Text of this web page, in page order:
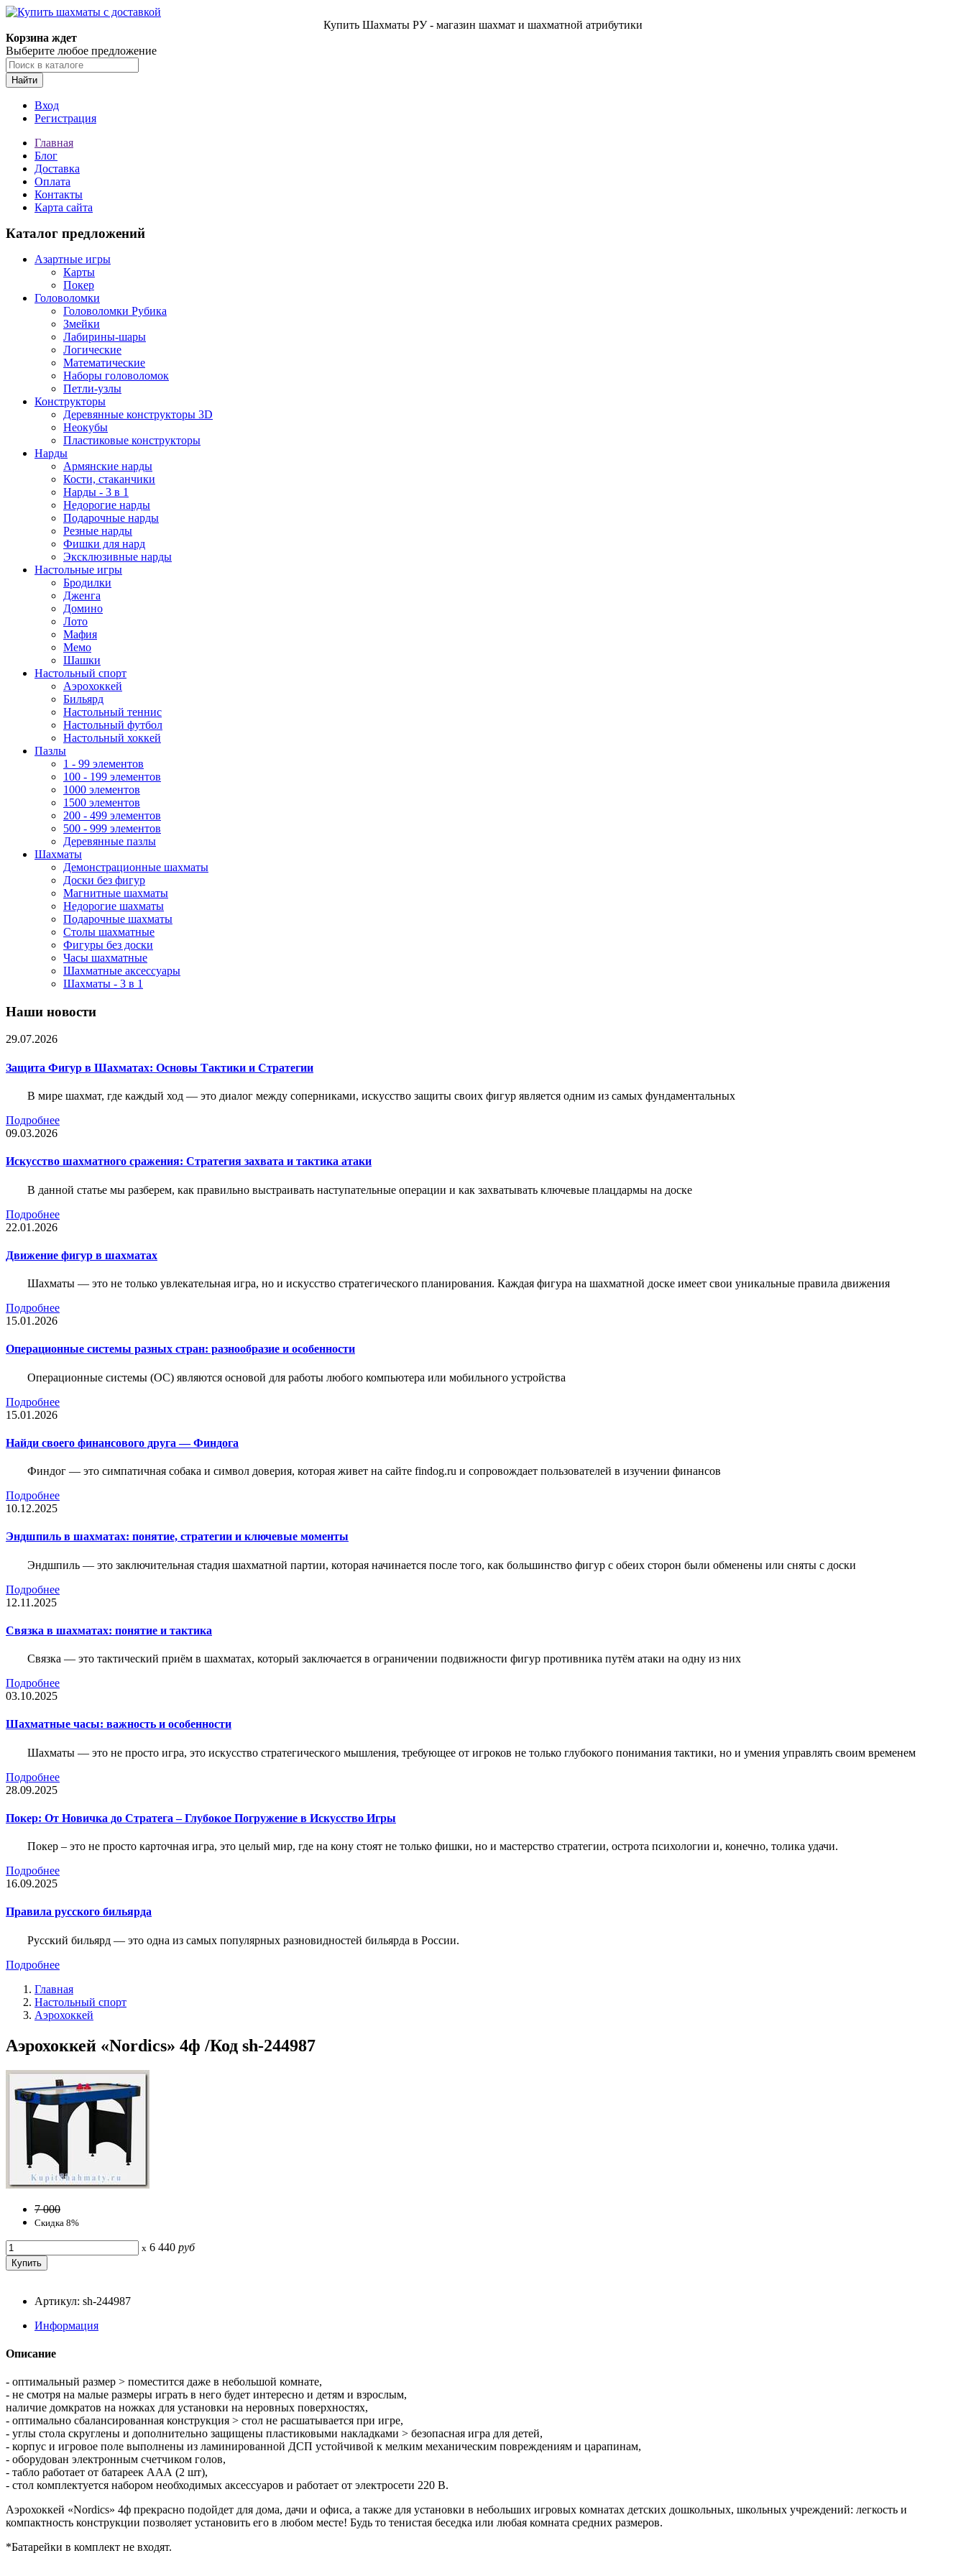
Купить Шахматы РУ - магазин шахмат и шахматной атрибутики
Корзина ждет
Выберите любое предложение
Найти
Вход
Регистрация
Главная
Блог
Доставка
Оплата
Контакты
Карта сайта
Каталог предложений
Азартные игры
Карты
Покер
Головоломки
Головоломки Рубика
Змейки
Лабирины-шары
Логические
Математические
Наборы головоломок
Петли-узлы
Конструкторы
Деревянные конструкторы 3D
Неокубы
Пластиковые конструкторы
Нарды
Армянские нарды
Кости, стаканчики
Нарды - 3 в 1
Недорогие нарды
Подарочные нарды
Резные нарды
Фишки для нард
Эксклюзивные нарды
Настольные игры
Бродилки
Дженга
Домино
Лото
Мафия
Мемо
Шашки
Настольный спорт
Аэрохоккей
Бильярд
Настольный теннис
Настольный футбол
Настольный хоккей
Пазлы
1 - 99 элементов
100 - 199 элементов
1000 элементов
1500 элементов
200 - 499 элементов
500 - 999 элементов
Деревянные пазлы
Шахматы
Демонстрационные шахматы
Доски без фигур
Магнитные шахматы
Недорогие шахматы
Подарочные шахматы
Столы шахматные
Фигуры без доски
Часы шахматные
Шахматные аксессуары
Шахматы - 3 в 1
Наши новости
29.07.2026
Защита Фигур в Шахматах: Основы Тактики и Стратегии
В мире шахмат, где каждый ход — это диалог между соперниками, искусство защиты своих фигур является одним из самых фундаментальных
Подробнее
09.03.2026
Искусство шахматного сражения: Стратегия захвата и тактика атаки
В данной статье мы разберем, как правильно выстраивать наступательные операции и как захватывать ключевые плацдармы на доске
Подробнее
22.01.2026
Движение фигур в шахматах
Шахматы — это не только увлекательная игра, но и искусство стратегического планирования. Каждая фигура на шахматной доске имеет свои уникальные правила движения
Подробнее
15.01.2026
Операционные системы разных стран: разнообразие и особенности
Операционные системы (ОС) являются основой для работы любого компьютера или мобильного устройства
Подробнее
15.01.2026
Найди своего финансового друга — Финдога
Финдог — это симпатичная собака и символ доверия, которая живет на сайте findog.ru и сопровождает пользователей в изучении финансов
Подробнее
10.12.2025
Эндшпиль в шахматах: понятие, стратегии и ключевые моменты
Эндшпиль — это заключительная стадия шахматной партии, которая начинается после того, как большинство фигур с обеих сторон были обменены или сняты с доски
Подробнее
12.11.2025
Связка в шахматах: понятие и тактика
Связка — это тактический приём в шахматах, который заключается в ограничении подвижности фигур противника путём атаки на одну из них
Подробнее
03.10.2025
Шахматные часы: важность и особенности
Шахматы — это не просто игра, это искусство стратегического мышления, требующее от игроков не только глубокого понимания тактики, но и умения управлять своим временем
Подробнее
28.09.2025
Покер: От Новичка до Стратега – Глубокое Погружение в Искусство Игры
Покер – это не просто карточная игра, это целый мир, где на кону стоят не только фишки, но и мастерство стратегии, острота психологии и, конечно, толика удачи.
Подробнее
16.09.2025
Правила русского бильярда
Русский бильярд — это одна из самых популярных разновидностей бильярда в России.
Подробнее
Главная
Настольный спорт
Аэрохоккей
Аэрохоккей «Nordics» 4ф /Код sh-244987
7 000
Скидка 8%
x 6 440 руб
Артикул: sh-244987
Информация
Описание
- оптимальный размер > поместится даже в небольшой комнате,
- не смотря на малые размеры играть в него будет интересно и детям и взрослым,
наличие домкратов на ножках для установки на неровных поверхностях,
- оптимально сбалансированная конструкция > стол не расшатывается при игре,
- углы стола скруглены и дополнительно защищены пластиковыми накладками > безопасная игра для детей,
- корпус и игровое поле выполнены из ламинированной ДСП устойчивой к мелким механическим повреждениям и царапинам,
- оборудован электронным счетчиком голов,
- табло работает от батареек ААА (2 шт),
- стол комплектуется набором необходимых аксессуаров и работает от электросети 220 В.
Аэрохоккей «Nordics» 4ф прекрасно подойдет для дома, дачи и офиса, а также для установки в небольших игровых комнатах детских дошкольных, школьных учреждений: легкость и
компактность конструкции позволяет установить его в любом месте! Будь то тенистая беседка или любая комната средних размеров.
*Батарейки в комплект не входят.